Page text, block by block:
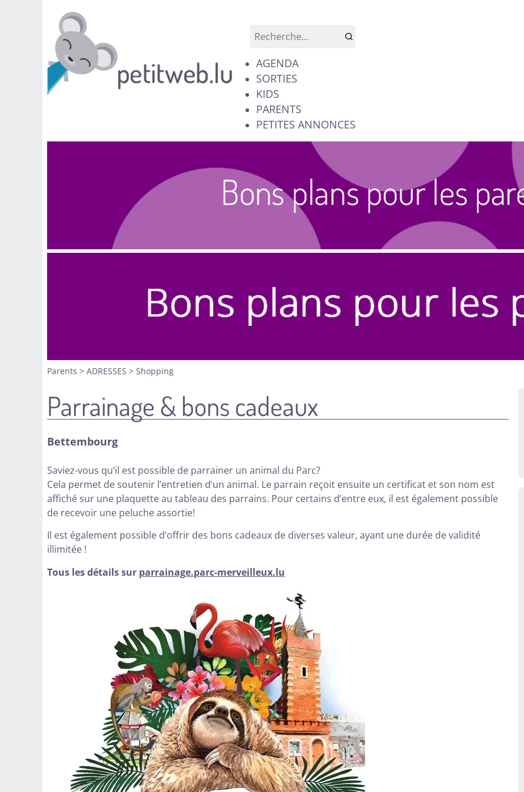
AGENDA
SORTIES
KIDS
PARENTS
PETITES ANNONCES
Parents > ADRESSES > Shopping
Parrainage & bons cadeaux
Bettembourg
Saviez-vous qu’il est possible de parrainer un animal du Parc?
Cela permet de soutenir l’entretien d’un animal. Le parrain reçoit ensuite un certificat et son nom est
affiché sur une plaquette au tableau des parrains. Pour certains d’entre eux, il est également possible
de recevoir une peluche assortie!
Il est également possible d’offrir des bons cadeaux de diverses valeur, ayant une durée de validité
illimitée !
Tous les détails sur parrainage.parc-merveilleux.lu